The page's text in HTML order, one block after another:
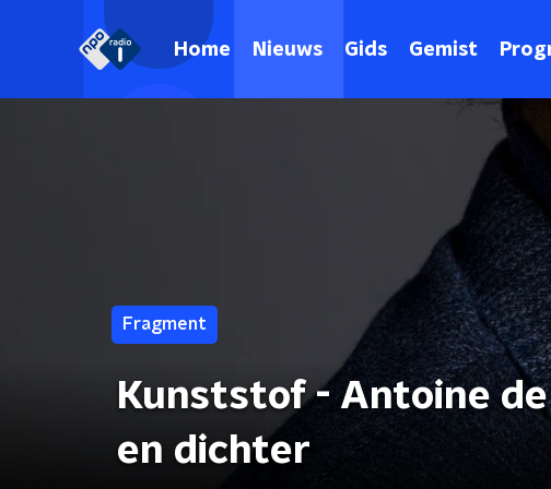
Home Nieuws Gids Gemist
Fragment
Kunststof - Antoine
en dichter